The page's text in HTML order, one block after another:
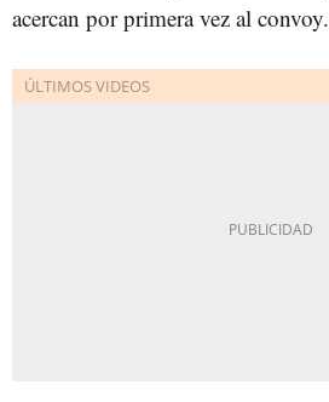
acercan por primera vez al convoy.